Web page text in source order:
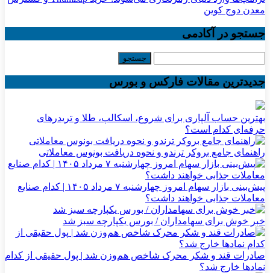
معدن دوج کوین
جستجو در آکادمی
جدیدترین مقالات فارکس و بورس
بهترین حساب آلپاری برای شروع، اسکالپ، طلا و تریدرهای
حرفه‌ای کدام است؟
راهنمای جامع بروکر ترندو و نحوه دریافت بونوس معاملاتی
پیش‌بینی بازار سهام امروز چهارشنبه ۷ مرداد ۱۴۰۵ | کدام صنایع
معاملات جذابی خواهند داشت؟
خبر خوش برای سهامداران / بورس یکپارچه سبز شد
صادرات قند و شکر محرک شاخص هم‌وزن شد | پول حقیقی از کدام
نماد‌ها خارج شد؟